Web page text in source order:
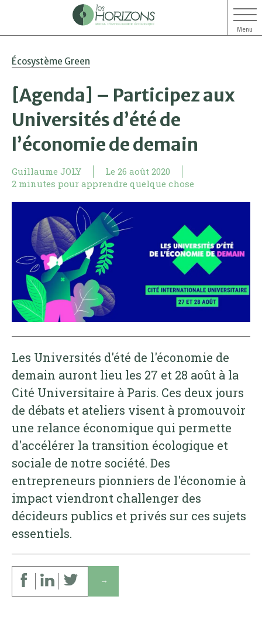
Menu
Écosystème Green
[Agenda] – Participez aux
Universités d’été de
l’économie de demain
Guillaume JOLY Le 26 août 2020
2 minutes pour apprendre quelque chose
Les Universités d'été de l'économie de
demain auront lieu les 27 et 28 août à la
Cité Universitaire à Paris. Ces deux jours
de débats et ateliers visent à promouvoir
une relance économique qui permette
d'accélérer la transition écologique et
sociale de notre société. Des
entrepreneurs pionniers de l'économie à
impact viendront challenger des
décideurs publics et privés sur ces sujets
essentiels.
↓